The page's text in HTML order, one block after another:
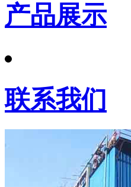
产品展示
联系我们